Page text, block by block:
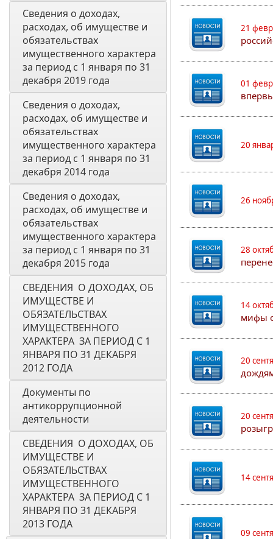
Сведения о доходах,
расходах, об имуществе и
обязательствах
имущественного характера
за период с 1 января по 31
декабря 2019 года
Сведения о доходах,
расходах, об имуществе и
обязательствах
имущественного характера
за период с 1 января по 31
декабря 2014 года
Сведения о доходах,
расходах, об имуществе и
обязательствах
имущественного характера
за период с 1 января по 31
декабря 2015 года
СВЕДЕНИЯ  О ДОХОДАХ, ОБ
ИМУЩЕСТВЕ И
ОБЯЗАТЕЛЬСТВАХ
ИМУЩЕСТВЕННОГО
ХАРАКТЕРА  ЗА ПЕРИОД С 1
ЯНВАРЯ ПО 31 ДЕКАБРЯ
2012 ГОДА
Документы по
антикоррупционной
деятельности
СВЕДЕНИЯ  О ДОХОДАХ, ОБ
ИМУЩЕСТВЕ И
ОБЯЗАТЕЛЬСТВАХ
ИМУЩЕСТВЕННОГО
ХАРАКТЕРА  ЗА ПЕРИОД С 1
ЯНВАРЯ ПО 31 ДЕКАБРЯ
2013 ГОДА
21
01
20
26
28
14
мифы
20
20
14
09